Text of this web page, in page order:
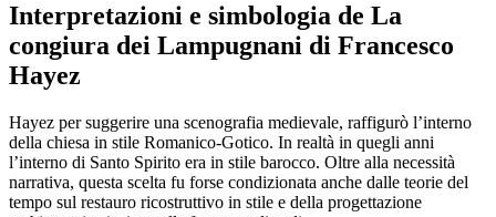
Interpretazioni e simbologia de La
congiura dei Lampugnani di Francesco
Hayez
Hayez per suggerire una scenografia medievale, raffigurò l’interno
della chiesa in stile Romanico-Gotico. In realtà in quegli anni
l’interno di Santo Spirito era in stile barocco. Oltre alla necessità
narrativa, questa scelta fu forse condizionata anche dalle teorie del
tempo sul restauro ricostruttivo in stile e della progettazione